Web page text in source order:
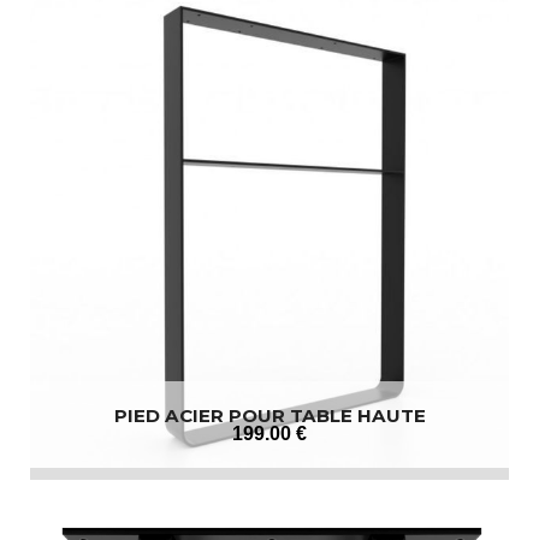
PIED ACIER POUR TABLE HAUTE
199.00 €